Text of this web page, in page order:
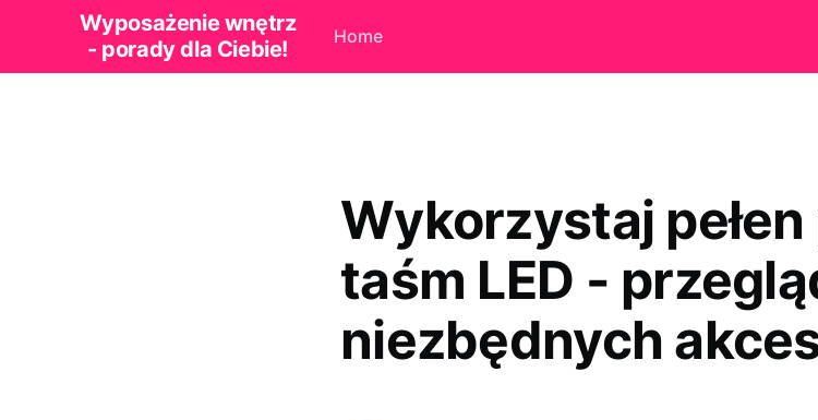
Wyposażenie wnętrz
- porady dla Ciebie!
Home
Wykorzystaj pełen
taśm LED -
niezbędnych